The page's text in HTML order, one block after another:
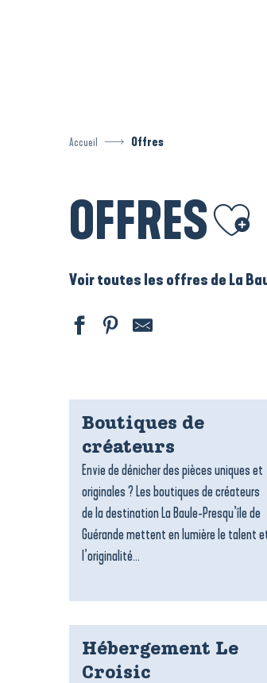
Accueil Offres
OFFRES Ajouter
Voir toutes les offres de La
Boutiques de
créateurs
Envie de dénicher des pièces uniques et
originales ? Les boutiques de créateurs
de la destination La Baule-Presqu’île de
Guérande mettent en lumière le talent
l’originalité...
Hébergement Le
Croisic